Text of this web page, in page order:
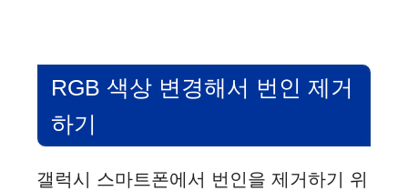
RGB 색상 변경해서 번인 제거
하기
갤럭시 스마트폰에서 번인을 제거하기 위